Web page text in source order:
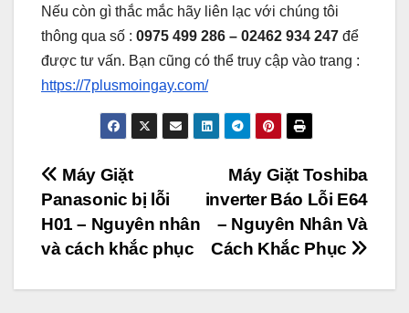
Nếu còn gì thắc mắc hãy liên lạc với chúng tôi
thông qua số : 0975 499 286 – 02462 934 247 để
được tư vấn. Bạn cũng có thể truy cập vào trang :
https://7plusmoingay.com/
Điều
hướng
bài
viết
Máy Giặt Toshiba
inverter Báo Lỗi E64
– Nguyên Nhân Và
Cách Khắc Phục
Máy Giặt
Panasonic bị lỗi
H01 – Nguyên nhân
và cách khắc phục